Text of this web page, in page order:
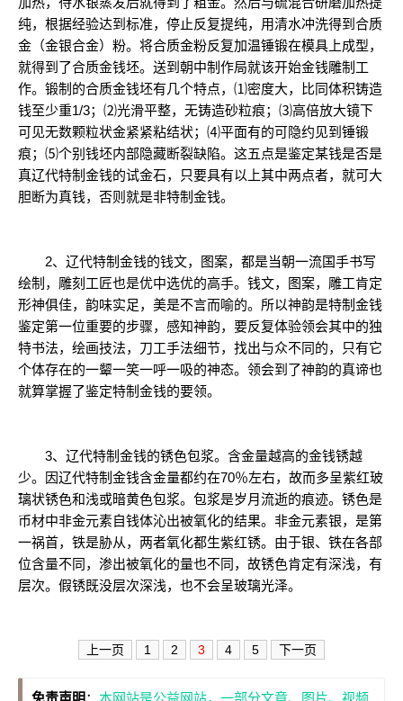
纯，根据经验达到标准，停止反复提纯，用清水冲洗得到合质
金（金银合金）粉。将合质金粉反复加温锤锻在模具上成型，
就得到了合质金钱坯。送到朝中制作局就该开始金钱雕制工
作。锻制的合质金钱坯有几个特点，⑴密度大，比同体积铸造
钱至少重1/3；⑵光滑平整，无铸造砂粒痕；⑶高倍放大镜下
可见无数颗粒状金紧紧粘结状；⑷平面有的可隐约见到锤锻
痕；⑸个别钱坯内部隐藏断裂缺陷。这五点是鉴定某钱是否是
真辽代特制金钱的试金石，只要具有以上其中两点者，就可大
胆断为真钱，否则就是非特制金钱。
2、辽代特制金钱的钱文，图案，都是当朝一流国手书写
绘制，雕刻工匠也是优中选优的高手。钱文，图案，雕工肯定
形神俱佳，韵味实足，美是不言而喻的。所以神韵是特制金钱
鉴定第一位重要的步骤，感知神韵，要反复体验领会其中的独
特书法，绘画技法，刀工手法细节，找出与众不同的，只有它
个体存在的一颦一笑一呼一吸的神态。领会到了神韵的真谛也
就算掌握了鉴定特制金钱的要领。
3、辽代特制金钱的锈色包浆。含金量越高的金钱锈越
少。因辽代特制金钱含金量都约在70％左右，故而多呈紫红玻
璃状锈色和浅或暗黄色包浆。包浆是岁月流逝的痕迹。锈色是
币材中非金元素自钱体沁出被氧化的结果。非金元素银，是第
一祸首，铁是胁从，两者氧化都生紫红锈。由于银、铁在各部
位含量不同，渗出被氧化的量也不同，故锈色肯定有深浅，有
层次。假锈既没层次深浅，也不会呈玻璃光泽。
上一页 1 2 3 4 5 下一页